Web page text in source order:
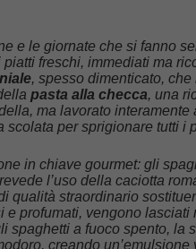
e le giornate che si fanno
freschi, immediati ma
, spesso dimenticato,
pasta alla checca, una
ma lavorato
per sprigionare tutti i
in chiave gourmet: gli
l’uso della caciotta
qualità straordinario
e profumati, vengono
spaghetti a fuoco spento, la
creando